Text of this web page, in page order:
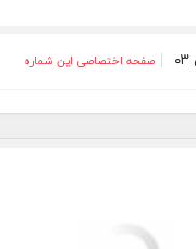
صفحه اختصاصی این شماره